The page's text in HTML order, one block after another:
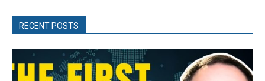
RECENT POSTS